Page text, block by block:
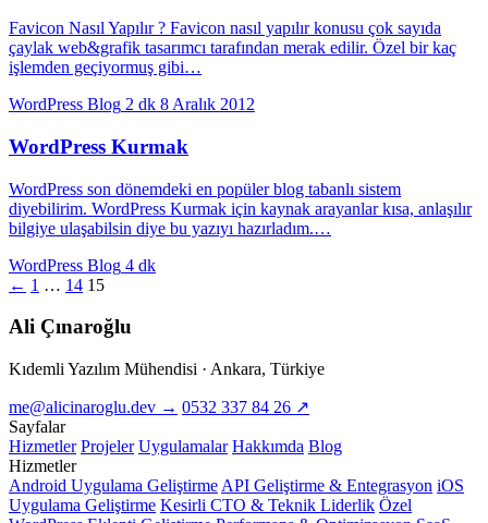
Favicon Nasıl Yapılır ? Favicon nasıl yapılır konusu çok sayıda
çaylak web&grafik tasarımcı tarafından merak edilir. Özel bir kaç
işlemden geçiyormuş gibi…
WordPress Blog 2 dk 8 Aralık 2012
WordPress Kurmak
WordPress son dönemdeki en popüler blog tabanlı sistem
diyebilirim. WordPress Kurmak için kaynak arayanlar kısa, anlaşılır
bilgiye ulaşabilsin diye bu yazıyı hazırladım.…
WordPress Blog 4 dk
← 1 … 14 15
Ali Çınaroğlu
Kıdemli Yazılım Mühendisi · Ankara, Türkiye
me@alicinaroglu.dev → 0532 337 84 26 ↗
Sayfalar
Hizmetler Projeler Uygulamalar Hakkımda Blog
Hizmetler
Android Uygulama Geliştirme API Geliştirme & Entegrasyon iOS
Uygulama Geliştirme Kesirli CTO & Teknik Liderlik Özel